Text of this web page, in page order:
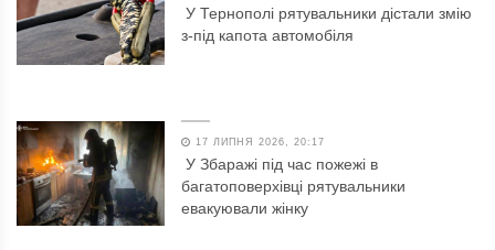
У Тернополі рятувальники дістали змію
з-під капота автомобіля
17 ЛИПНЯ 2026, 20:17
У Збаражі під час пожежі в
багатоповерхівці рятувальники
евакуювали жінку